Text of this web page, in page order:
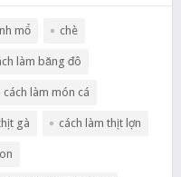
mổ chè
làm băng đô
cách làm món cá
gà cách làm thịt lợn